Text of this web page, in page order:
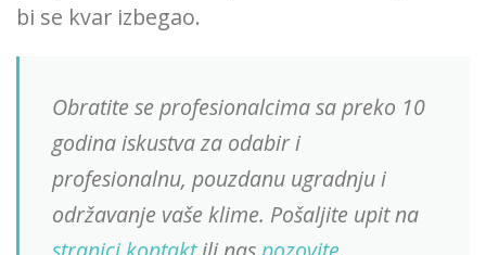
bi se kvar izbegao.
Obratite se profesionalcima sa preko 10
godina iskustva za odabir i
profesionalnu, pouzdanu ugradnju i
održavanje vaše klime. Pošaljite upit na